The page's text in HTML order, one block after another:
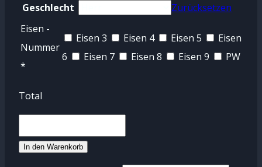
Geschlecht
Zurücksetzen
Eisen -
Nummer
*
Eisen 3 Eisen 4 Eisen 5
Eisen
6
Eisen 7 Eisen 8 Eisen 9 PW
Total
Vance
In den Warenkorb